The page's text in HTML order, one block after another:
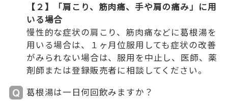
【２】「肩こり、筋肉痛、手や肩の痛み」に用
いる場合
慢性的な症状の肩こり、筋肉痛などに葛根湯を
用いる場合は、１ヶ月位服用しても症状の改善
がみられない場合は、服用を中止し、医師、薬
剤師または登録販売者に相談してください。
葛根湯は一日何回飲みますか？